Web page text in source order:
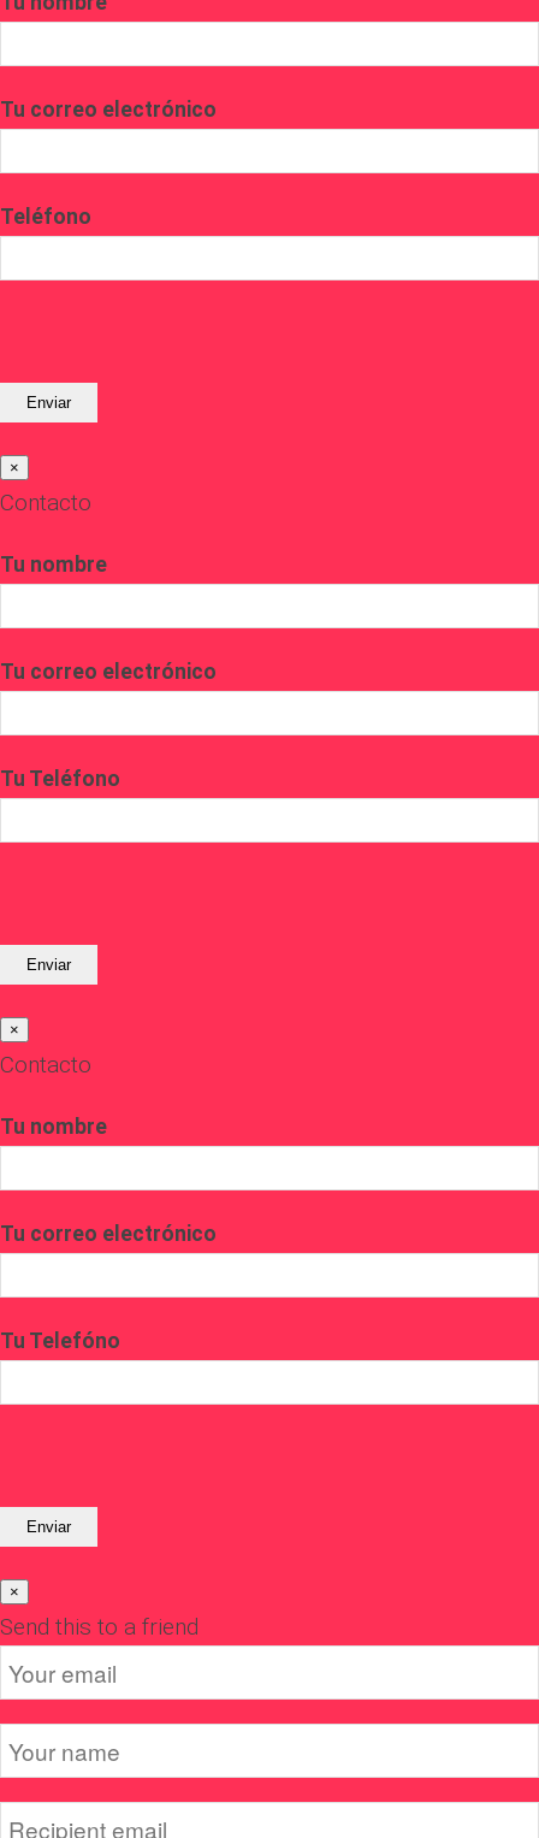
Tu correo electrónico
Teléfono
×
Contacto
Tu nombre
Tu correo electrónico
Tu Teléfono
×
Contacto
Tu nombre
Tu correo electrónico
Tu Telefóno
×
Send this to a friend